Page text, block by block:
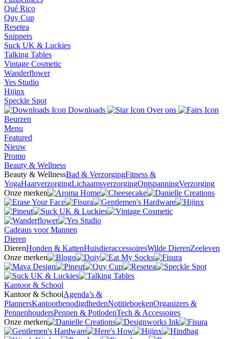
Qué Rico
Quy Cup
Resetea
Snippers
Suck UK & Luckies
Talking Tables
Vintage Cosmetic
Wanderflower
Yes Studio
Hijinx
Speckle Spot
Downloads
Over ons
Beurzen
Menu
Featured
Nieuw
Promo
Beauty & Wellness
Beauty & WellnessBad & VerzorgingFitness &
YogaHaarverzorgingLichaamsverzorgingOntspanningVerzorging
Onze merken
Cadeaus voor Mannen
Dieren
DierenHonden & KattenHuisdieraccessoiresWilde DierenZeeleven
Onze merken
Kantoor & School
Kantoor & SchoolAgenda’s &
PlannersKantoorbenodigdhedenNotitieboekenOrganizers &
PennenhoudersPennen & PotlodenTech & Accessoires
Onze merken